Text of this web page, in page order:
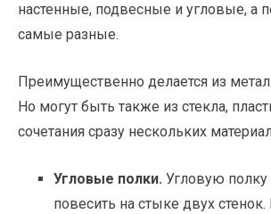
настенные, подвесные и угловые, а
самые разные.
Преимущественно делается из
Но могут быть также из стекла,
сочетания сразу нескольких
Угловые полки. Угловую
повесить на стыке двух